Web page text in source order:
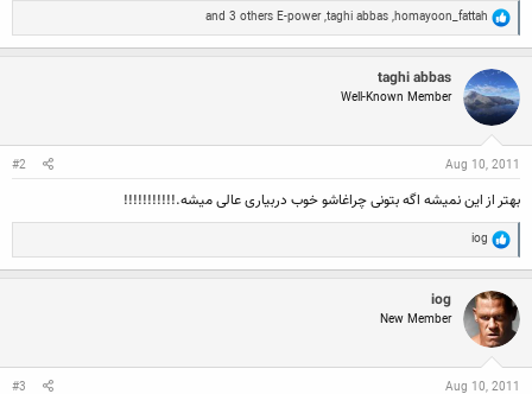
R
e
a
c
t
i
o
n
:
homayoon_fattah
,
taghi abbas
,
E-power
taghi abbas
Well-Known Member
Aug 10, 2011
#2
بهتر از این نمیشه اگه بتونی چراغاشو خوب دربیاری عالی میشه.!!!!!!!!!!!
R
e
a
c
t
i
o
n
:
iog
iog
New Member
Aug 10, 2011
#3